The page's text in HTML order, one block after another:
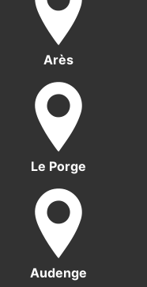
Arès
Le Porge
Audenge